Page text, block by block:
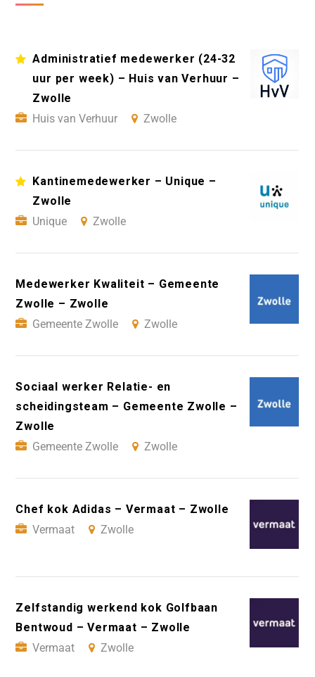
Administratief medewerker (24-32
uur per week) – Huis van Verhuur –
Zwolle
Huis van Verhuur
Zwolle
Kantinemedewerker – Unique –
Zwolle
Unique
Zwolle
Medewerker Kwaliteit – Gemeente
Zwolle – Zwolle
Gemeente Zwolle
Zwolle
Sociaal werker Relatie- en
scheidingsteam – Gemeente Zwolle –
Zwolle
Gemeente Zwolle
Zwolle
Chef kok Adidas – Vermaat – Zwolle
Vermaat
Zwolle
Zelfstandig werkend kok Golfbaan
Bentwoud – Vermaat – Zwolle
Vermaat
Zwolle